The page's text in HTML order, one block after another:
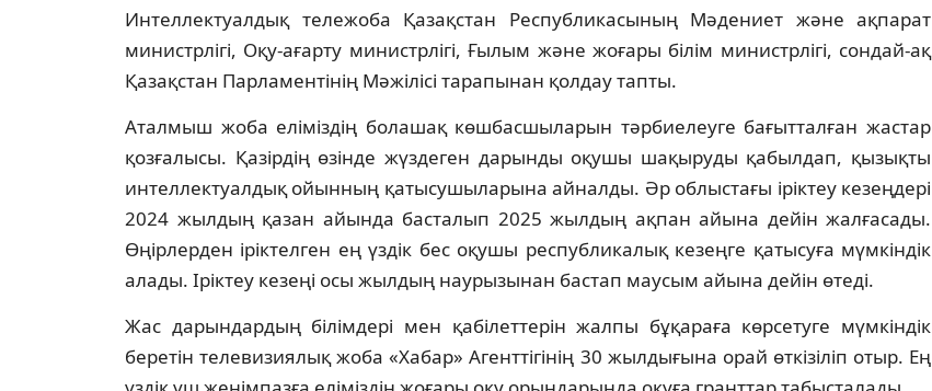
Интеллектуалдық тележоба Қазақстан Республикасының Мәдениет және ақпарат
министрлігі, Оқу-ағарту министрлігі, Ғылым және жоғары білім министрлігі, сондай-ақ
Қазақстан Парламентінің Мәжілісі тарапынан қолдау тапты.
Аталмыш жоба еліміздің болашақ көшбасшыларын тәрбиелеуге бағытталған жастар
қозғалысы. Қазірдің өзінде жүздеген дарынды оқушы шақыруды қабылдап, қызықты
интеллектуалдық ойынның қатысушыларына айналды. Әр облыстағы іріктеу кезеңдері
2024 жылдың қазан айында басталып 2025 жылдың ақпан айына дейін жалғасады.
Өңірлерден іріктелген ең үздік бес оқушы республикалық кезеңге қатысуға мүмкіндік
алады. Іріктеу кезеңі осы жылдың наурызынан бастап маусым айына дейін өтеді.
Жас дарындардың білімдері мен қабілеттерін жалпы бұқараға көрсетуге мүмкіндік
беретін телевизиялық жоба «Хабар» Агенттігінің 30 жылдығына орай өткізіліп отыр. Ең